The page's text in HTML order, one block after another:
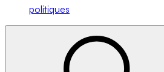
politiques